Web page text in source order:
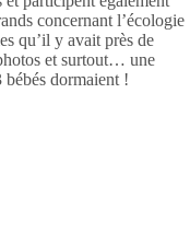
concernant l’écologie
qu’il y avait près de
et surtout… une
bébés dormaient !